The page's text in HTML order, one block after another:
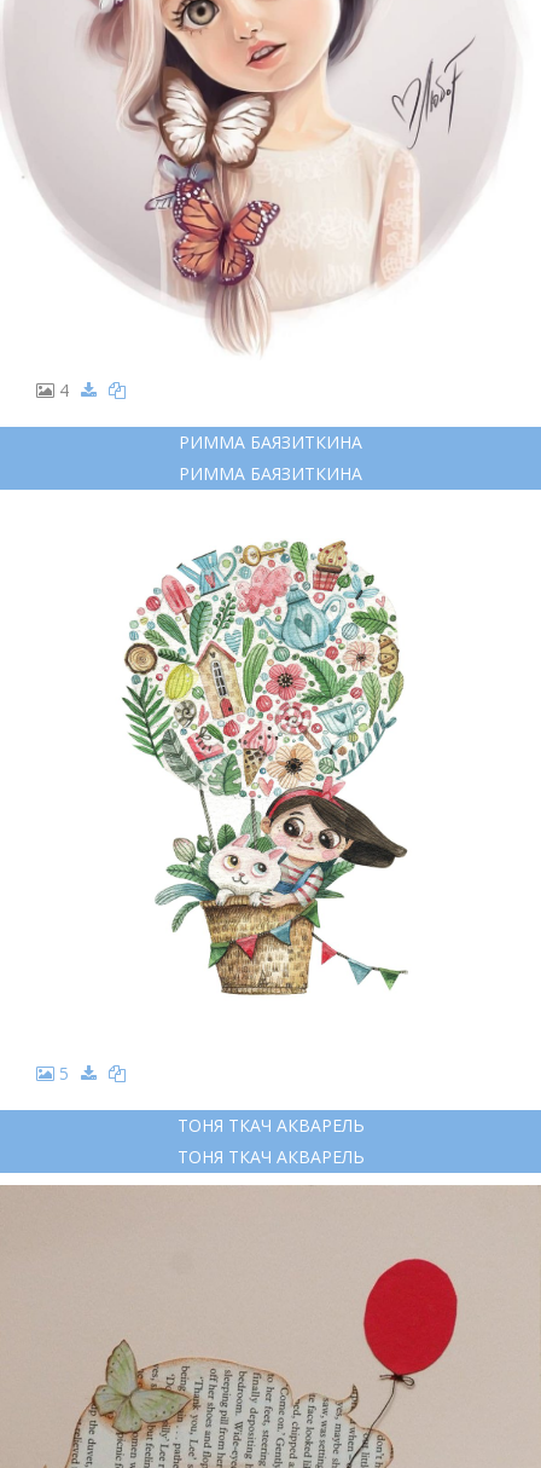
4
РИММА БАЯЗИТКИНА
РИММА БАЯЗИТКИНА
5
ТОНЯ ТКАЧ АКВАРЕЛЬ
ТОНЯ ТКАЧ АКВАРЕЛЬ